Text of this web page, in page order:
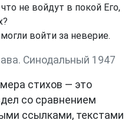
не войдут в покой Его,
войти за неверие.
Синодальный 1947
стихов — это
со сравнением
ссылками, текстами